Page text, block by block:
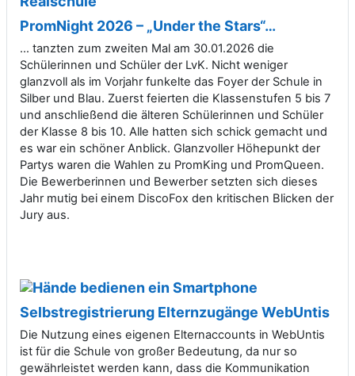
PromNight 2026 – „Under the Stars“…
… tanzten zum zweiten Mal am 30.01.2026 die
Schülerinnen und Schüler der LvK. Nicht weniger
glanzvoll als im Vorjahr funkelte das Foyer der Schule in
Silber und Blau. Zuerst feierten die Klassenstufen 5 bis 7
und anschließend die älteren Schülerinnen und Schüler
der Klasse 8 bis 10. Alle hatten sich schick gemacht und
es war ein schöner Anblick. Glanzvoller Höhepunkt der
Partys waren die Wahlen zu PromKing und PromQueen.
Die Bewerberinnen und Bewerber setzten sich dieses
Jahr mutig bei einem DiscoFox den kritischen Blicken der
Jury aus.
Selbstregistrierung Elternzugänge WebUntis
Die Nutzung eines eigenen Elternaccounts in WebUntis
ist für die Schule von großer Bedeutung, da nur so
gewährleistet werden kann, dass die Kommunikation